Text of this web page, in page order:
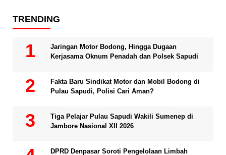
TRENDING
Jaringan Motor Bodong, Hingga Dugaan
Kerjasama Oknum Penadah dan Polsek Sapudi
Fakta Baru Sindikat Motor dan Mobil Bodong di
Pulau Sapudi, Polisi Cari Aman?
Tiga Pelajar Pulau Sapudi Wakili Sumenep di
Jambore Nasional XII 2026
DPRD Denpasar Soroti Pengelolaan Limbah